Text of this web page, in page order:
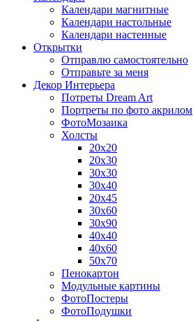
Календари магнитные
Календари настольные
Календари настенные
Открытки
Отправлю самостоятельно
Отправьте за меня
Декор Интерьера
Потреты Dream Art
Портреты по фото акрилом
ФотоМозаика
Холсты
20х20
20х30
30х30
30х40
20х45
30х60
30х90
40х40
40х60
50х70
Пенокартон
Модульные картины
ФотоПостеры
ФотоПодушки